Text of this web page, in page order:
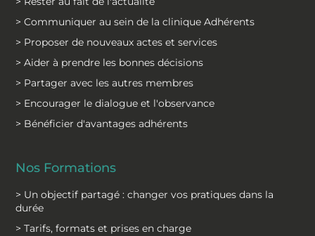
> Communiquer au sein de la clinique Adhérents
> Proposer de nouveaux actes et services
> Aider à prendre les bonnes décisions
> Partager avec les autres membres
> Encourager le dialogue et l'observance
> Bénéficier d'avantages adhérents
Nos Formations
> Un objectif partagé : changer vos pratiques dans la
durée
> Tarifs, formats et prises en charge